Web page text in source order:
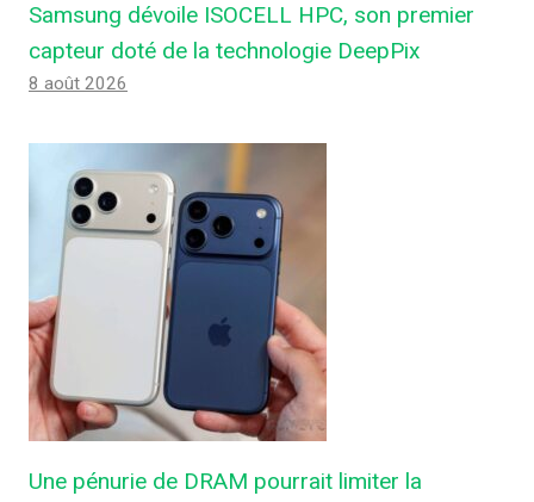
Samsung dévoile ISOCELL HPC, son premier
capteur doté de la technologie DeepPix
8 août 2026
Une pénurie de DRAM pourrait limiter la